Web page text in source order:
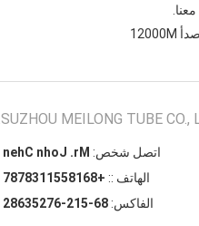
SUZHOU MEILONG TUBE CO.,
اتصل شخص: Mr. John Chen
الهاتف :: +8618551138787
الفاكس: 86-512-67253682